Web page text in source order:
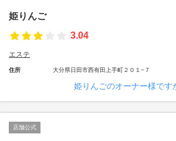
姫りんご
3.04
エステ
住所 大分県日田市西有田上手町２０１−７
姫りんごのオーナー様です
店舗公式